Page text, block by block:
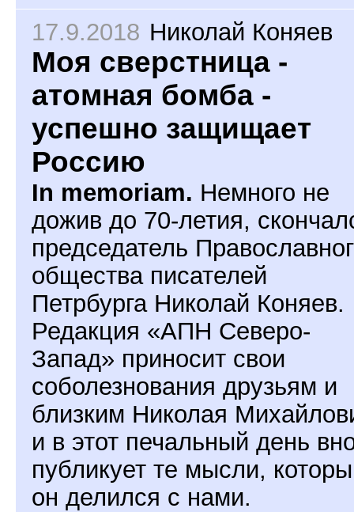
17.9.2018 Николай Коняев
Моя сверстница -
атомная бомба -
успешно защищает
Россию
In memoriam. Немного не
дожив до 70-летия,
председатель
общества писателей
Петрбурга Николай Коняев.
Редакция «АПН Северо-
Запад» приносит свои
соболезнования друзьям и
близким Николая
и в этот печальный день
публикует те мысли,
он делился с нами.